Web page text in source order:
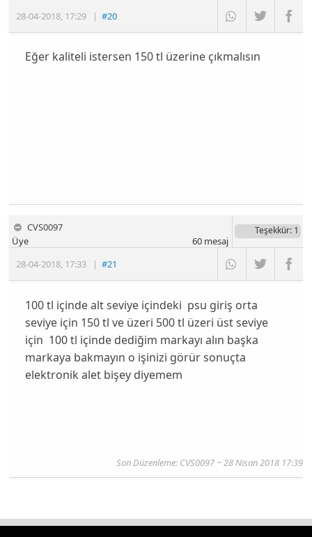
28-04-2018, 17:29 |#20
Eğer kaliteli istersen 150 tl üzerine çıkmalısın
CVS0097
28-04-2018, 17:33 |#21
Üye
Teşekkür: 1
60mesaj
100 tl içinde alt seviye içindeki psu giriş orta
seviye için 150 tl ve üzeri 500 tl üzeri üst seviye
için 100 tl içinde dediğim markayı alın başka
markaya bakmayın o işinizi görür sonuçta
elektronik alet bişey diyemem
Son Düzenleme: CVS0097 ~ 28 Nisan 2018 17:39